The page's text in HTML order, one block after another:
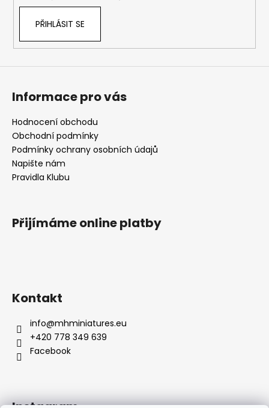
PŘIHLÁSIT SE
Informace pro vás
Hodnocení obchodu
Obchodní podmínky
Podmínky ochrany osobních údajů
Napište nám
Pravidla Klubu
Přijímáme online platby
Kontakt
info@mhminiatures.eu
+420 778 349 639
Facebook